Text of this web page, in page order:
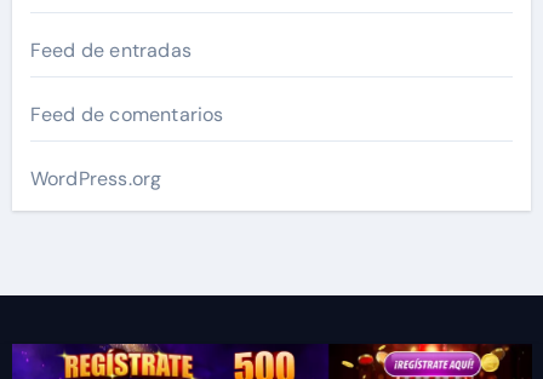
Feed de entradas
Feed de comentarios
WordPress.org